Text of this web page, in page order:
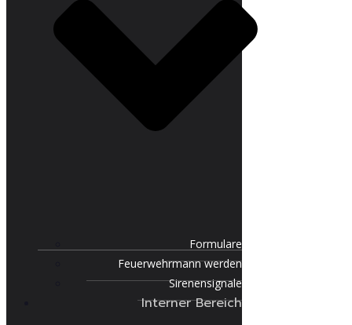
Formulare
Feuerwehrmann werden
Sirenensignale
Interner Bereich